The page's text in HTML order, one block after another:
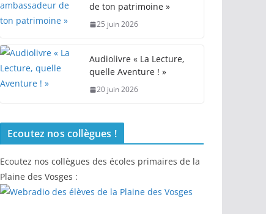
de ton patrimoine »
25 juin 2026
Audiolivre « La Lecture,
quelle Aventure ! »
20 juin 2026
Ecoutez nos collègues !
Ecoutez nos collègues des écoles primaires de la
Plaine des Vosges :